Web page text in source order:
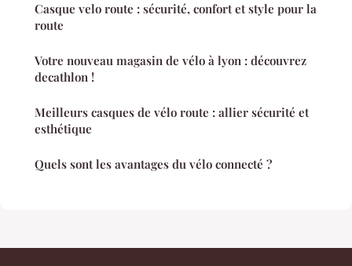
Casque velo route : sécurité, confort et style pour la
route
Votre nouveau magasin de vélo à lyon : découvrez
decathlon !
Meilleurs casques de vélo route : allier sécurité et
esthétique
Quels sont les avantages du vélo connecté ?